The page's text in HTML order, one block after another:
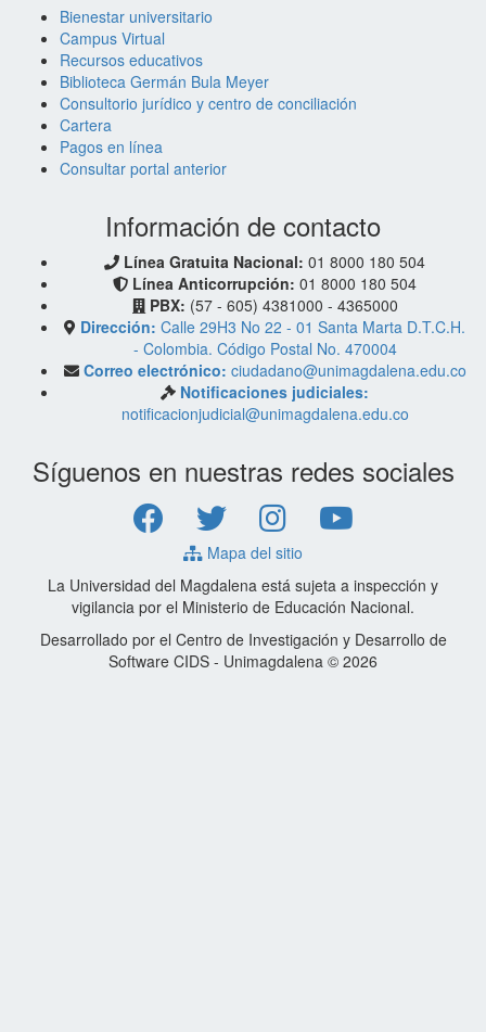
Bienestar universitario
Campus Virtual
Recursos educativos
Biblioteca Germán Bula Meyer
Consultorio jurídico y centro de conciliación
Cartera
Pagos en línea
Consultar portal anterior
Información de contacto
Línea Gratuita Nacional: 01 8000 180 504
Línea Anticorrupción: 01 8000 180 504
PBX: (57 - 605) 4381000 - 4365000
Dirección: Calle 29H3 No 22 - 01 Santa Marta D.T.C.H.
- Colombia. Código Postal No. 470004
Correo electrónico: ciudadano@unimagdalena.edu.co
Notificaciones judiciales:
notificacionjudicial@unimagdalena.edu.co
Síguenos en nuestras redes sociales
Mapa del sitio
La Universidad del Magdalena está sujeta a inspección y
vigilancia por el Ministerio de Educación Nacional.
Desarrollado por el Centro de Investigación y Desarrollo de
Software CIDS - Unimagdalena © 2026